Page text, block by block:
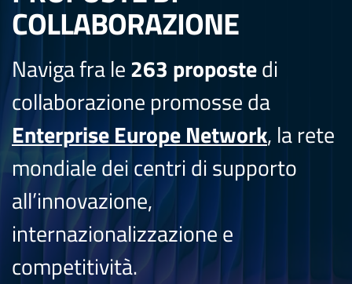
COLLABORAZIONE
Naviga fra le263 propostedi
collaborazione promosse da
Enterprise Europe Network, la rete
mondiale dei centri di supporto
all’innovazione,
internazionalizzazione e
competitività.